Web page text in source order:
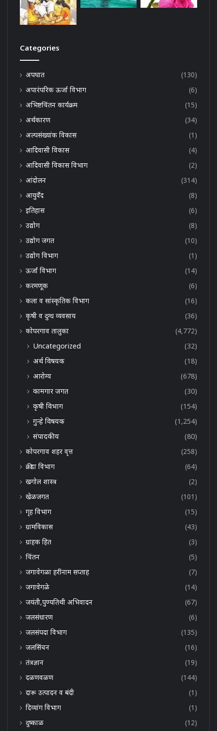
Categories
अपघात
(130)
अपारंपरिक ऊर्जा विभाग
(6)
अभिष्टचिंतन कार्यक्रम
(15)
अर्थकारण
(34)
अल्पसंख्यांक विकास
(1)
आदिवासी विकास
(4)
आदिवासी विकास विभाग
(2)
आंदोलन
(314)
आयुर्वेद
(8)
इतिहास
(6)
उद्योग
(8)
उद्योग जगत
(10)
उद्योग विभाग
(1)
ऊर्जा विभाग
(14)
करमणूक
(6)
कला व सांस्कृतिक विभाग
(16)
कृषी व दुग्ध व्यवसाय
(36)
कोपरगाव तालुका
(4,772)
Uncategorized
(32)
अर्थ विषयक
(18)
आरोग्य
(678)
कामगार जगत
(30)
कृषी विभाग
(154)
गुन्हे विषयक
(1,254)
संपादकीय
(80)
कोपरगाव शहर वृत्त
(258)
क्रीडा विभाग
(64)
खगोल शास्त्र
(2)
खेळजगत
(101)
गृह विभाग
(15)
ग्रामविकास
(43)
ग्राहक हित
(3)
चिंतन
(5)
जगावेगळा हरींनाम सप्ताह
(7)
जगावेगळे
(14)
जयंती,पुण्यतिथी अभिवादन
(67)
जलसंधारण
(6)
जलसंपदा विभाग
(135)
जलसिंचन
(16)
तंत्रज्ञान
(19)
दळणवळण
(144)
दारू उत्पादन व बंदी
(1)
दिव्यांग विभाग
(1)
दुष्काळ
(12)